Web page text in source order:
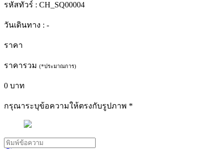
รหัสทัวร์ : CH_SQ00004
วันเดินทาง : -
ราคา
ราคารวม (*ประมาณการ)
0 บาท
กรุณาระบุข้อความให้ตรงกับรูปภาพ *